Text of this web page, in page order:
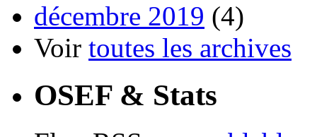
décembre 2019 (4)
Voir toutes les archives
OSEF & Stats